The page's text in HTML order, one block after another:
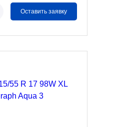
Оставить заявку